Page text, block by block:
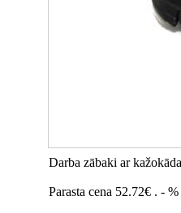
Darba zābaki ar
Parasta cena 52.72€ . -